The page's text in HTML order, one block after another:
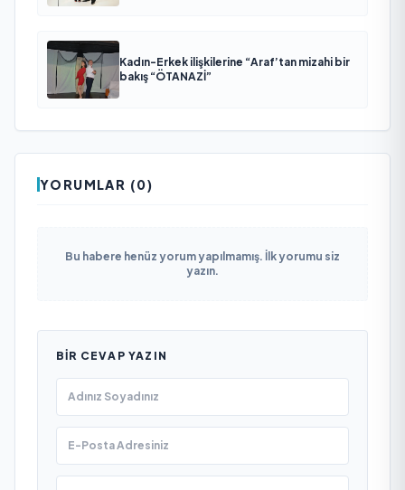
Kadın-Erkek ilişkilerine “Araf’tan mizahi bir
bakış “ÖTANAZİ”
YORUMLAR (0)
Bu habere henüz yorum yapılmamış. İlk yorumu siz
yazın.
BIR CEVAP YAZIN